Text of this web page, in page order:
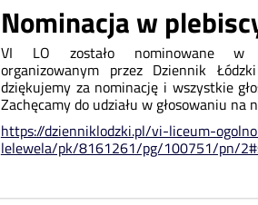
Nominacja w
VI LO zostało nominowane w
organizowanym przez Dziennik
dziękujemy za nominację i wszystkie
Zachęcamy do udziału w głosowaniu na
https://dzienniklodzki.pl/vi-liceum-
lelewela/pk/8161261/pg/100751/pn/